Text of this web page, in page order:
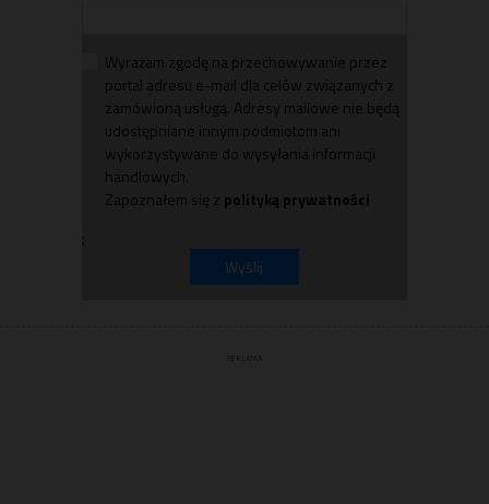
Wyrażam zgodę na przechowywanie przez
portal adresu e-mail dla celów związanych z
zamówioną usługą. Adresy mailowe nie będą
udostępniane innym podmiotom ani
wykorzystywane do wysyłania informacji
handlowych.
Zapoznałem się z polityką prywatności
;
Wyślij